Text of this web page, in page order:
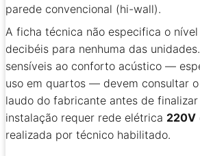
parede convencional (hi-wall).
A ficha técnica não especifica o
decibéis para nenhuma das
sensíveis ao conforto acústico —
uso em quartos — devem consultar
laudo do fabricante antes de
instalação requer rede elétrica 220V
realizada por técnico habilitado.